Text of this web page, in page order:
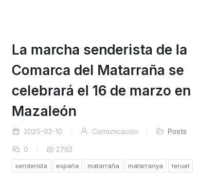
La marcha senderista de la
Comarca del Matarraña se
celebrará el 16 de marzo en
Mazaleón
2025-02-10 Comunicación Posts
0 2792
senderista españa matarraña matarranya
teruel